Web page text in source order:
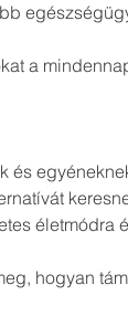
a
és
hogyan